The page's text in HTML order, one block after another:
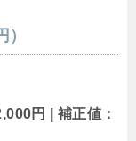
円 | 補正値：